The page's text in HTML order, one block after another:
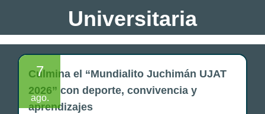
Universitaria
7
ago.
Culmina el “Mundialito Juchimán UJAT
2026” con deporte, convivencia y
aprendizajes